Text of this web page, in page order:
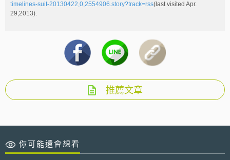
timelines-suit-20130422,0,2554906.story?track=rss(last visited Apr.
29,2013).
推薦文章
你可能還會想看